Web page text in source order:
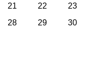
21 22
23
28 29
30